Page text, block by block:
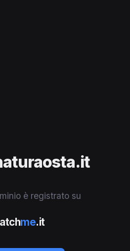
è registrato su
me.it